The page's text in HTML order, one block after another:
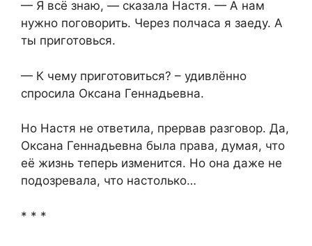
— Я всё знаю, — сказала Настя. — А нам
нужно поговорить. Через полчаса я заеду. А
ты приготовься.
— К чему приготовиться? – удивлённо
спросила Оксана Геннадьевна.
Но Настя не ответила, прервав разговор. Да,
Оксана Геннадьевна была права, думая, что
её жизнь теперь изменится. Но она даже не
подозревала, что настолько…
* * *